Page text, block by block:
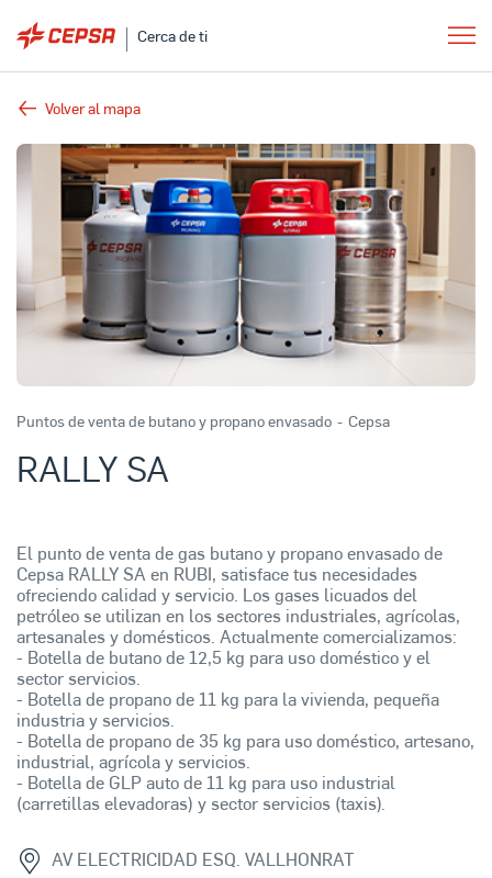
Cerca de ti
Volver al mapa
Puntos de venta de butano y propano envasado - Cepsa
RALLY SA
El punto de venta de gas butano y propano envasado de
Cepsa RALLY SA en RUBI, satisface tus necesidades
ofreciendo calidad y servicio. Los gases licuados del
petróleo se utilizan en los sectores industriales, agrícolas,
artesanales y domésticos. Actualmente comercializamos:
- Botella de butano de 12,5 kg para uso doméstico y el
sector servicios.
- Botella de propano de 11 kg para la vivienda, pequeña
industria y servicios.
- Botella de propano de 35 kg para uso doméstico, artesano,
industrial, agrícola y servicios.
- Botella de GLP auto de 11 kg para uso industrial
(carretillas elevadoras) y sector servicios (taxis).
AV ELECTRICIDAD ESQ. VALLHONRAT